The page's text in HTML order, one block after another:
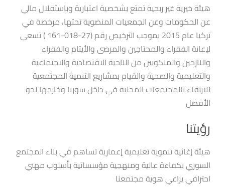
هيئة خيرية غير ربحية تمتع بشخصية اعتبارية وباستقلال مالي
عن الحكومات وعن الجمعيات المنضوية تحتها، مرخصة في
تركيا عام 2015 بموجب الترخيص رقم (27-018-161 ) تسعى
لإعانة الفقراء والمحتاجين والمرضى والأيتام والفقراء
والنازحين والمنكوبين من الناحية الاقتصادية والاجتماعية
والتعليمية والصحية والقيام بمشاريع التنمية المجتمعية
للارتقاء بالمجتمعات المحلية في داخل سوريا وخارجها نحو
الأفضل
رؤيتنا
هيئة إغاثية تنموية تعليمية إعمارية تساهم في بناء المجتمع
السوري بكفاءة عالية ومنهجية مؤسساتية بأسلوب مهني
احترافي يراعي هوية مجتمعنا